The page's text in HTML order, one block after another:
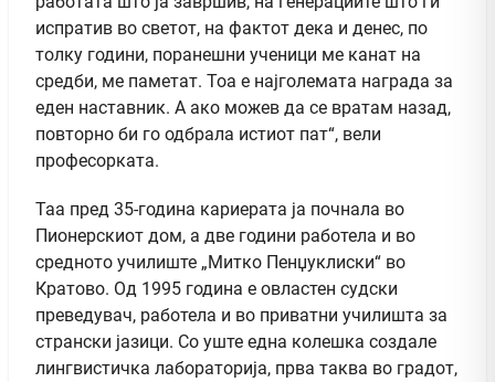
испратив во светот, на фактот дека и денес, по
толку години, поранешни ученици ме канат на
средби, ме паметат. Тоа е најголемата награда за
еден наставник. А ако можев да се вратам назад,
повторно би го одбрала истиот пат“, вели
професорката.
Таа пред 35-година кариерата ја почнала во
Пионерскиот дом, а две години работела и во
средното училиште „Митко Пенџуклиски“ во
Кратово. Од 1995 година е овластен судски
преведувач, работела и во приватни училишта за
странски јазици. Со уште една колешка создале
лингвистичка лабораторија, прва таква во градот,